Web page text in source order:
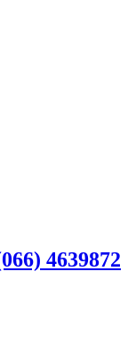
4639872